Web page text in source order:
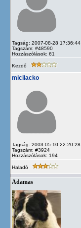
Tagság: 2007-08-28 17:36:44
Tagszám: #48590
Hozzászólások: 61
Kezdő
micilacko
Tagság: 2003-05-10 22:20:28
Tagszám: #3924
Hozzászólások: 194
Haladó
Adamas